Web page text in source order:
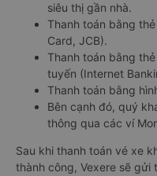
siêu thị gần nhà.
Thanh toán bằng
Card, JCB).
Thanh toán bằng
tuyến (Internet
Thanh toán bằng
Bên cạnh đó, quý
thông qua các ví
Sau khi thanh toán vé xe
thành công, Vexere sẽ gửi